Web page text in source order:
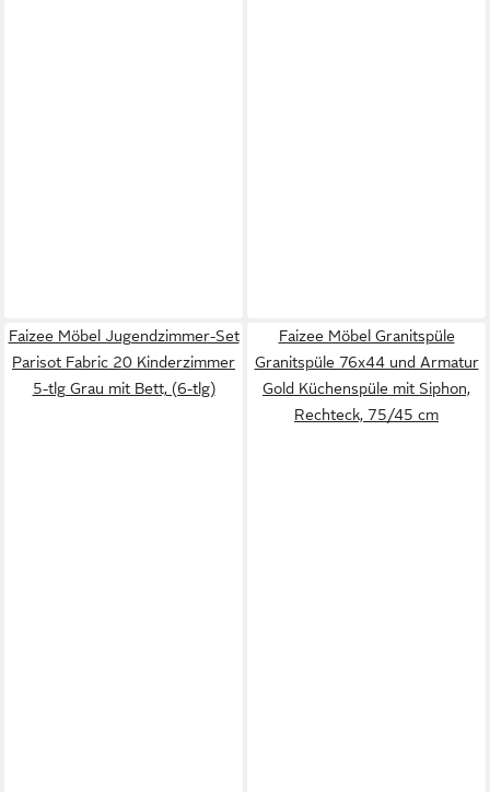
Faizee Möbel Jugendzimmer-Set
Parisot Fabric 20 Kinderzimmer
5-tlg Grau mit Bett, (6-tlg)
Faizee Möbel Granitspüle
Granitspüle 76x44 und Armatur
Gold Küchenspüle mit Siphon,
Rechteck, 75/45 cm